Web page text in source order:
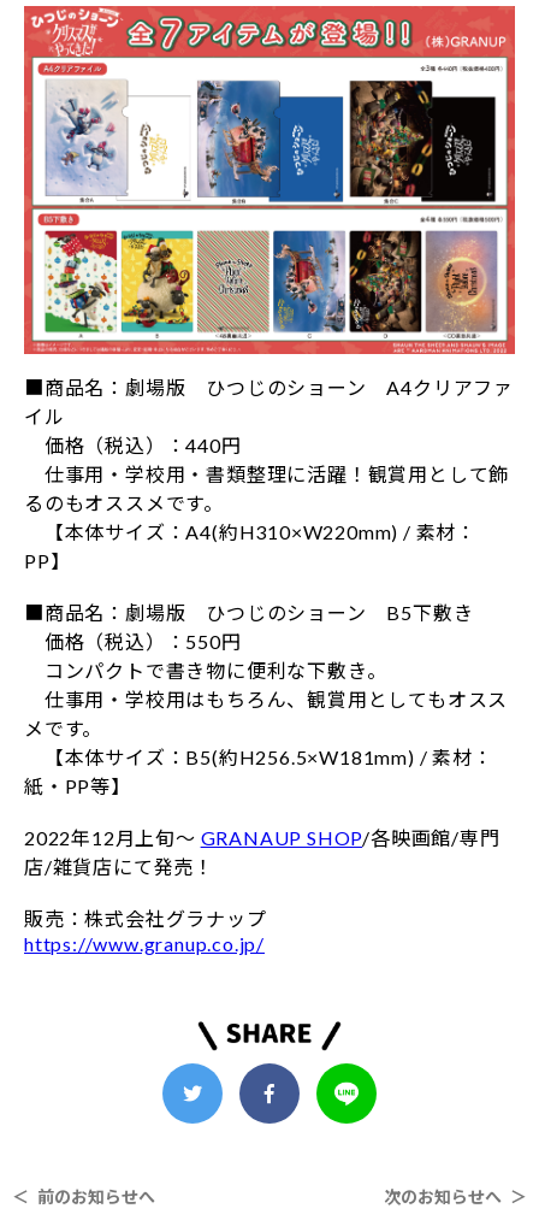
■商品名：劇場版 ひつじのショーン A4クリアファ
イル
価格（税込）：440円
仕事用・学校用・書類整理に活躍！観賞用として飾
るのもオススメです。
【本体サイズ：A4(約H310×W220mm) / 素材：
PP】
■商品名：劇場版 ひつじのショーン B5下敷き
価格（税込）：550円
コンパクトで書き物に便利な下敷き。
仕事用・学校用はもちろん、観賞用としてもオスス
メです。
【本体サイズ：B5(約H256.5×W181mm) / 素材：
紙・PP等】
2022年12月上旬～ GRANAUP SHOP/各映画館/専門
店/雑貨店にて発売！
販売：株式会社グラナップ
https://www.granup.co.jp/
＜ 前のお知らせへ 次のお知らせへ ＞